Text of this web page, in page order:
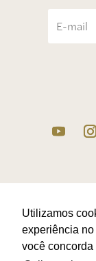
Utilizamos
experiência
você